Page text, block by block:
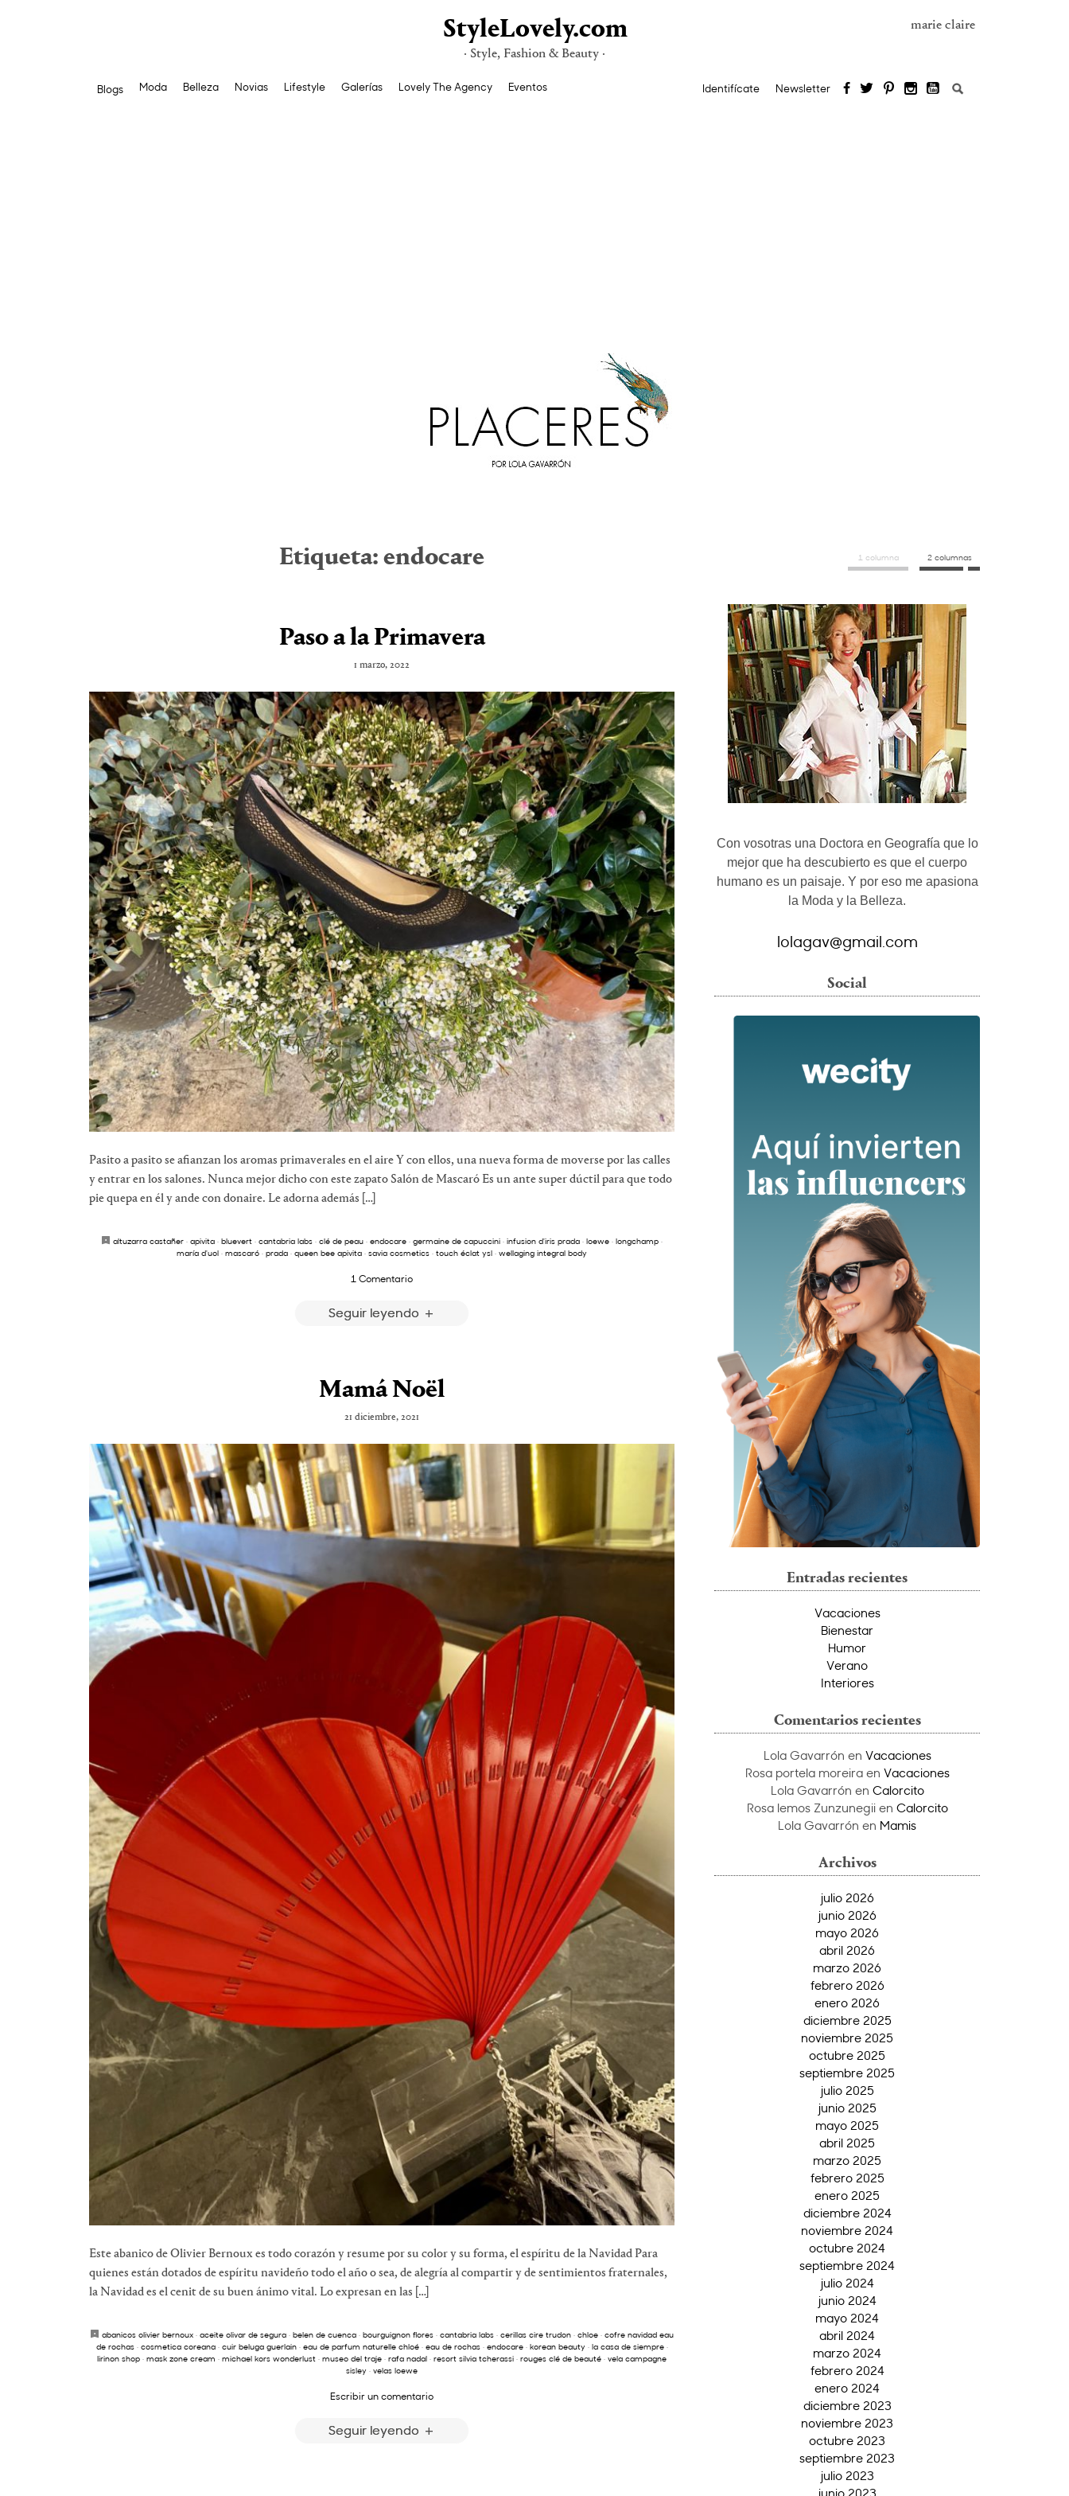
StyleLovely.com
· Style, Fashion & Beauty ·
marie claire
Blogs Moda Belleza Novias Lifestyle Galerías Lovely The Agency Eventos Identifícate Newsletter Buscar:
Etiqueta: endocare
Paso a la Primavera
1 marzo, 2022
Pasito a pasito se afianzan los aromas primaverales en el aire Y con ellos, una nueva forma de moverse por las calles
y entrar en los salones. Nunca mejor dicho con este zapato Salón de Mascaró Es un ante super dúctil para que todo
pie quepa en él y ande con donaire. Le adorna además […]
altuzarra castañer · apivita · bluevert · cantabria labs · clé de peau · endocare · germaine de capuccini · infusion d'iris prada · loewe · longchamp ·
maría d'uol · mascaró · prada · queen bee apivita · savia cosmetics · touch éclat ysl · wellaging integral body
1 Comentario
Seguir leyendo
Mamá Noël
21 diciembre, 2021
Este abanico de Olivier Bernoux es todo corazón y resume por su color y su forma, el espíritu de la Navidad Para
quienes están dotados de espíritu navideño todo el año o sea, de alegría al compartir y de sentimientos fraternales,
la Navidad es el cenit de su buen ánimo vital. Lo expresan en las […]
abanicos olivier bernoux · aceite olivar de segura · belen de cuenca · bourguignon flores · cantabria labs · cerillas cire trudon · chloe · cofre navidad eau
de rochas· cosmetica coreana· cuir beluga guerlain· eau de parfum naturelle chloé· eau de rochas· endocare· korean beauty· la casa de siempre·
lirinon shop · mask zone cream · michael kors wonderlust · museo del traje · rafa nadal · resort silvia tcherassi · rouges clé de beauté · vela campagne
sisley · velas loewe
Escribir un comentario
Seguir leyendo
1 columna 2 columnas
Con vosotras una Doctora en Geografía que lo
mejor que ha descubierto es que el cuerpo
humano es un paisaje. Y por eso me apasiona
la Moda y la Belleza.
lolagav@gmail.com
Social
Entradas recientes
Vacaciones
Bienestar
Humor
Verano
Interiores
Comentarios recientes
Lola Gavarrón en Vacaciones
Rosa portela moreiraen Vacaciones
Lola Gavarrón en Calorcito
Rosa lemos Zunzunegiien Calorcito
Lola Gavarrón en Mamis
Archivos
julio 2026
junio 2026
mayo 2026
abril 2026
marzo 2026
febrero 2026
enero 2026
diciembre 2025
noviembre 2025
octubre 2025
septiembre 2025
julio 2025
junio 2025
mayo 2025
abril 2025
marzo 2025
febrero 2025
enero 2025
diciembre 2024
noviembre 2024
octubre 2024
septiembre 2024
julio 2024
junio 2024
mayo 2024
abril 2024
marzo 2024
febrero 2024
enero 2024
diciembre 2023
noviembre 2023
octubre 2023
septiembre 2023
julio 2023
junio 2023